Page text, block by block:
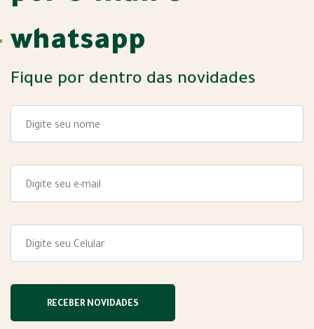
whatsapp
Fique por dentro das novidades